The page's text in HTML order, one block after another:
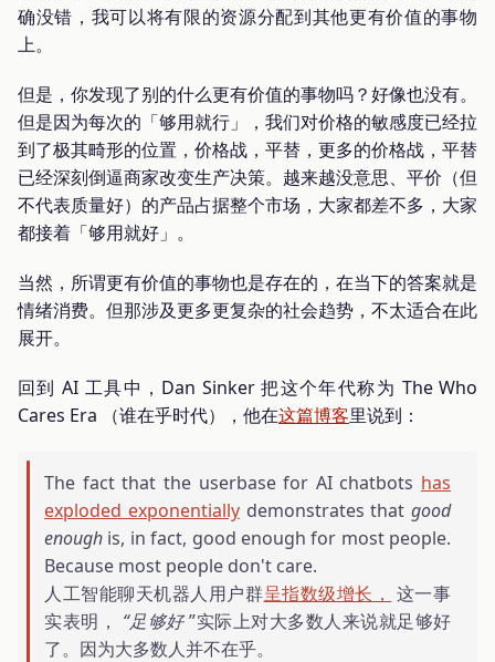
确没错，我可以将有限的资源分配到其他更有价值的事物
上。
但是，你发现了别的什么更有价值的事物吗？好像也没有。
但是因为每次的「够用就行」，我们对价格的敏感度已经拉
到了极其畸形的位置，价格战，平替，更多的价格战，平替
已经深刻倒逼商家改变生产决策。越来越没意思、平价（但
不代表质量好）的产品占据整个市场，大家都差不多，大家
都接着「够用就好」。
当然，所谓更有价值的事物也是存在的，在当下的答案就是
情绪消费。但那涉及更多更复杂的社会趋势，不太适合在此
展开。
回到 AI 工具中，Dan Sinker 把这个年代称为 The Who
Cares Era （谁在乎时代），他在这篇博客里说到：
The fact that the userbase for AI chatbots has
exploded exponentiallydemonstrates that good
enough is, in fact, good enough for most people.
Because most people don't care.
人工智能聊天机器人用户群呈指数级增长， 这一事
实表明， “足够好”实际上对大多数人来说就足够好
了。因为大多数人并不在乎。